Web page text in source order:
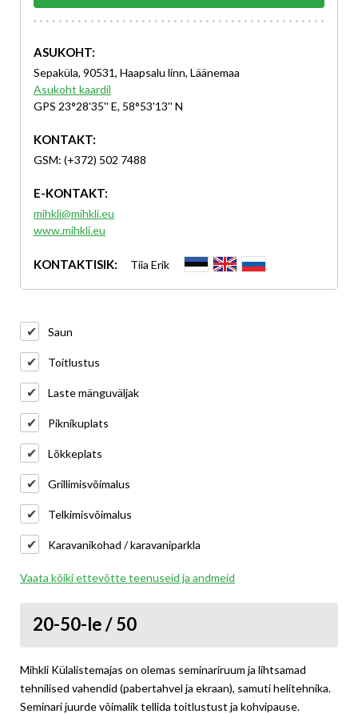
ASUKOHT:
Sepaküla, 90531, Haapsalu linn, Läänemaa
Asukoht kaardil
GPS 23°28'35'' E, 58°53'13'' N
KONTAKT:
GSM: (+372) 502 7488
E-KONTAKT:
mihkli@mihkli.eu
www.mihkli.eu
KONTAKTISIK: Tiia Erik
Saun
Toitlustus
Laste mänguväljak
Piknikuplats
Lõkkeplats
Grillimisvõimalus
Telkimisvõimalus
Karavanikohad / karavaniparkla
Vaata kõiki ettevõtte teenuseid ja andmeid
20-50-le / 50
Mihkli Külalistemajas on olemas seminariruum ja lihtsamad
tehnilised vahendid (pabertahvel ja ekraan), samuti helitehnika.
Seminari juurde võimalik tellida toitlustust ja kohvipause.